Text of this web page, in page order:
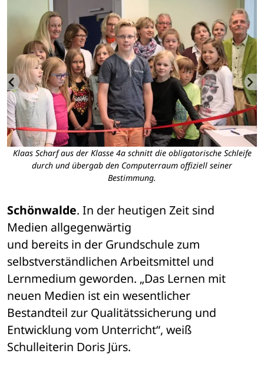
Klaas Scharf aus der Klasse 4a schnitt die obligatorische Schleife
durch und übergab den Computerraum offiziell seiner
Bestimmung.
Schönwalde. In der heutigen Zeit sind
Medien allgegenwärtig
und bereits in der Grundschule zum
selbstverständlichen Arbeitsmittel und
Lernmedium geworden. „Das Lernen mit
neuen Medien ist ein wesentlicher
Bestandteil zur Qualitätssicherung und
Entwicklung vom Unterricht“, weiß
Schulleiterin Doris Jürs.